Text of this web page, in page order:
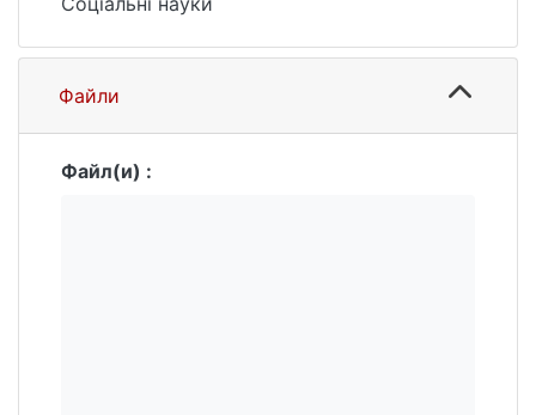
Файли
Файл(и) :